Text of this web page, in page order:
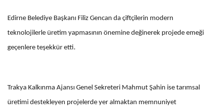
Edirne Belediye Başkanı Filiz Gencan da çiftçilerin modern
teknolojilerle üretim yapmasının önemine değinerek projede emeği
geçenlere teşekkür etti.
Trakya Kalkınma Ajansı Genel Sekreteri Mahmut Şahin ise tarımsal
üretimi destekleyen projelerde yer almaktan memnuniyet